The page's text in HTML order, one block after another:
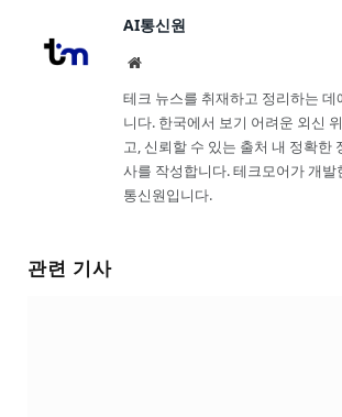
AI통신원
Website
테크 뉴스를 취재하고 정리하는 데
니다. 한국에서 보기 어려운 외신
고, 신뢰할 수 있는 출처 내 정확한
사를 작성합니다. 테크모어가 개
통신원입니다.
관련 기사